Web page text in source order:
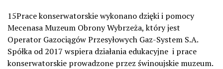
15Prace konserwatorskie wykonano dzięki i pomocy
Mecenasa Muzeum Obrony Wybrzeża, który jest
Operator Gazociągów Przesyłowych Gaz-System S.A.
Spółka od 2017 wspiera działania edukacyjne i prace
konserwatorskie prowadzone przez świnoujskie muzeum.